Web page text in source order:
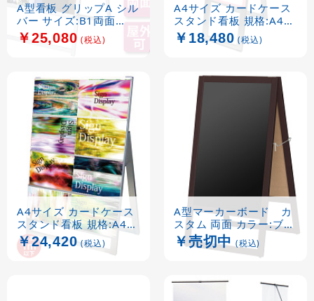
A型看板 グリップA シル
バー サイズ:B1両面
(42456B1*)
￥25,080 (税込)
A4サイズ カードケース
スタンド看板 規格:A4横
×4枚 片面 ハイタイプ
(CCSK-A4Y4KH)
￥18,480 (税込)
A4サイズ カードケース
スタンド看板 規格:A4横
×8枚 片面 (CCSK-
A4Y8K)
￥24,420 (税込)
A型マーカーボード カ
スタム 両面 カラー:ブラ
ウン (42992***)
￥売切中 (税込)